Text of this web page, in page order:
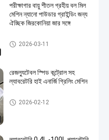
পরীক্ষাগার বায়ু শীতল গ্রহীয় বল মিল
মেশিন ন্যানো পাউডার গ্রাইন্ডিং জন্য
ঐচ্ছিক জিরকোনিয়া জার সঙ্গে
গ্রহের বল কল
2026-03-11
রেজল্যুটেবল স্পিড কন্ট্রোল সহ
ল্যাবরেটরি হাই এনার্জি গ্রিলিং মেশিন
গ্রহের বল কল
2026-02-12